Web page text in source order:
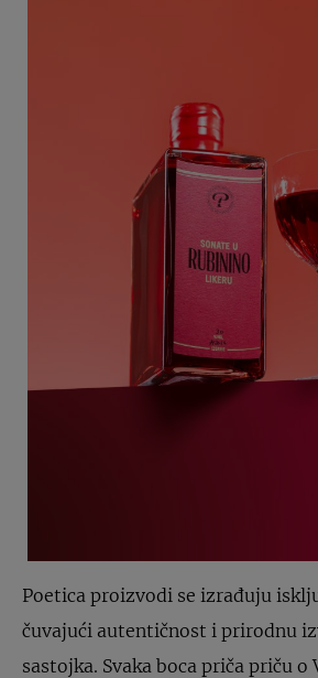
Poetica proizvodi se izrađuju
čuvajući autentičnost i prirodnu
sastojka. Svaka boca priča priču